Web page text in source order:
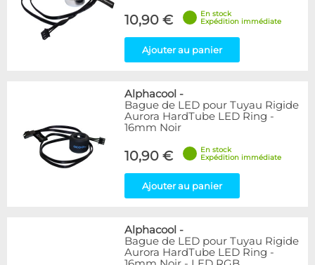
10,90 €
En stock
Expédition immédiate
Ajouter au panier
Alphacool -
Bague de LED pour Tuyau Rigide
Aurora HardTube LED Ring -
16mm Noir
10,90 €
En stock
Expédition immédiate
Ajouter au panier
Alphacool -
Bague de LED pour Tuyau Rigide
Aurora HardTube LED Ring -